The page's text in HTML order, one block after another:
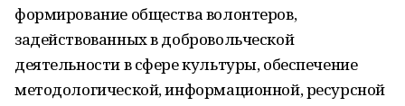
формирование общества волонтеров,
задействованных в добровольческой
деятельности в сфере культуры, обеспечение
методологической, информационной, ресурсной